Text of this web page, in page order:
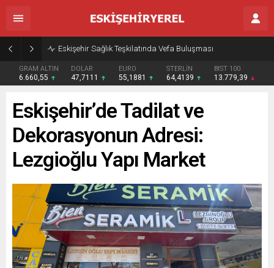
Eskişehir Sağlık Teşkilatında Vefa Buluşması
GRAM ALTIN
6.660,55
DOLAR
47,7111
EURO
55,1881
STERLİN
64,4139
BIST 100
13.779,39
Eskişehir’de Tadilat ve
Dekorasyonun Adresi:
Lezgioğlu Yapı Market